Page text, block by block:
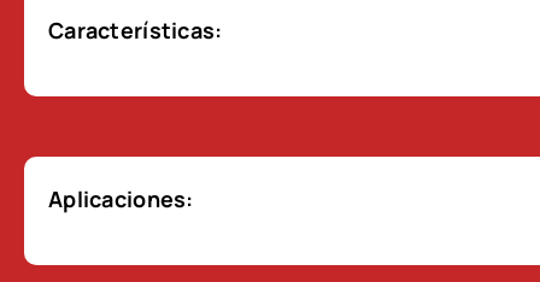
Características:
Aplicaciones: